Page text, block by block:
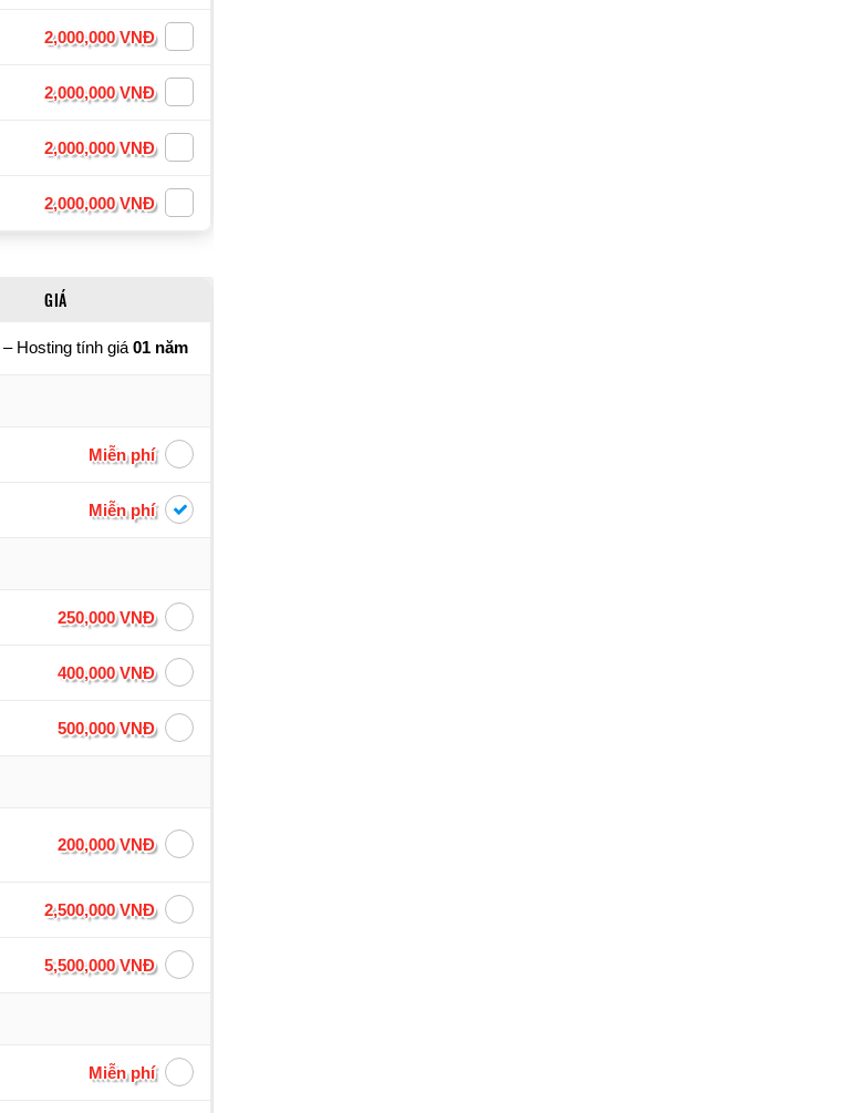
2,000,000 VNĐ
2,000,000 VNĐ
2,000,000 VNĐ
2,000,000 VNĐ
GIÁ
– Hosting tính giá 01 năm
Miễn phí
Miễn phí
250,000 VNĐ
400,000 VNĐ
500,000 VNĐ
200,000 VNĐ
2,500,000 VNĐ
5,500,000 VNĐ
Miễn phí